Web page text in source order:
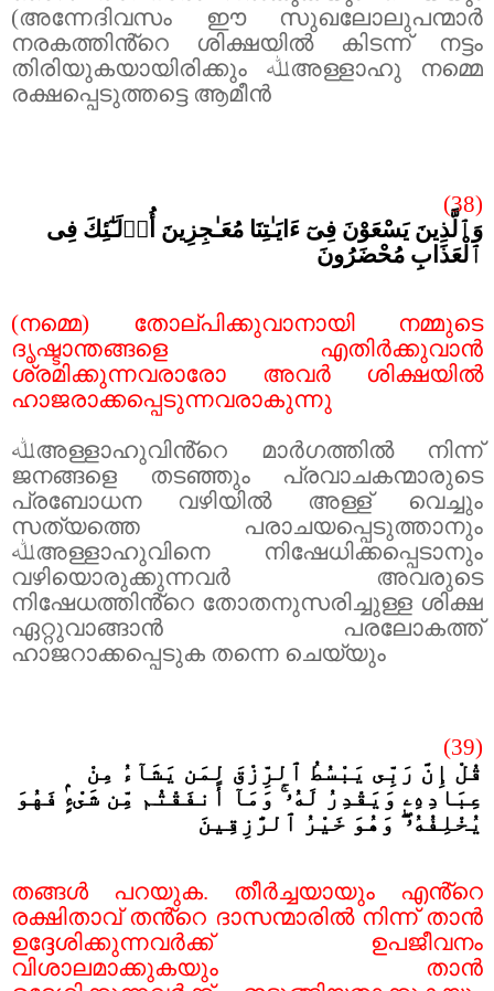
(അന്നേദിവസം ഈ സുഖലോലുപന്മാർ
നരകത്തിൻ്റെ ശിക്ഷയിൽ കിടന്ന് നട്ടം
തിരിയുകയായിരിക്കും ﷲഅള്ളാഹു നമ്മെ
രക്ഷപ്പെടുത്തട്ടെ ആമീൻ
(38)
وَٱلَّذِينَ يَسْعَوْنَ فِىٓ ءَايَـٰتِنَا مُعَـٰجِزِينَ أُو۟لَـٰٓئِكَ فِى
ٱلْعَذَابِ مُحْضَرُونَ
(നമ്മെ) തോല്പിക്കുവാനായി നമ്മുടെ
ദൃഷ്ടാന്തങ്ങളെ എതിർക്കുവാൻ
ശ്രമിക്കുന്നവരാരോ അവർ ശിക്ഷയിൽ
ഹാജരാക്കപ്പെടുന്നവരാകുന്നു
ﷲഅള്ളാഹുവിൻ്റെ മാർഗത്തിൽ നിന്ന്
ജനങ്ങളെ തടഞ്ഞും പ്രവാചകന്മാരുടെ
പ്രബോധന വഴിയിൽ അള്ള് വെച്ചും
സത്യത്തെ പരാചയപ്പെടുത്താനും
ﷲഅള്ളാഹുവിനെ നിഷേധിക്കപ്പെടാനും
വഴിയൊരുക്കുന്നവർ അവരുടെ
നിഷേധത്തിൻ്റെ തോതനുസരിച്ചുള്ള ശിക്ഷ
ഏറ്റുവാങ്ങാൻ പരലോകത്ത്
ഹാജറാക്കപ്പെടുക തന്നെ ചെയ്യും
(39)
قُلْ إِنَّ رَبِّى يَبْسُطُ ٱلرِّزْقَ لِمَن يَشَآءُ مِنْ
عِبَادِهِۦ وَيَقْدِرُ لَهُۥ ۚ وَمَآ أَنفَقْتُم مِّن شَىْءٍۢ فَهُوَ
يُخْلِفُهُۥ ۖ وَهُوَ خَيْرُ ٱلرَّٰزِقِينَ
തങ്ങൾ പറയുക. തീർച്ചയായും എൻ്റെ
രക്ഷിതാവ് തൻ്റെ ദാസന്മാരിൽ നിന്ന് താൻ
ഉദ്ദേശിക്കുന്നവർക്ക് ഉപജീവനം
വിശാലമാക്കുകയും താൻ